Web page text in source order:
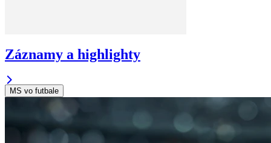
Záznamy a highlighty
MS vo futbale